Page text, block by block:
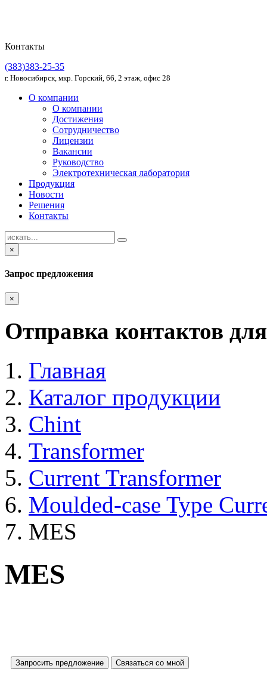
Контакты
(383)383-25-35
г. Новосибирск, мкр. Горский, 66, 2 этаж, офис 28
О компании
О компании
Достижения
Сотрудничество
Лицензии
Вакансии
Руководство
Электротехническая лаборатория
Продукция
Новости
Решения
Контакты
×
Запрос предложения
×
Отправка контактов
Главная
Каталог продукции
Chint
Transformer
Current Transformer
Moulded-case Type
MES
MES
Запросить предложение Связаться со мной